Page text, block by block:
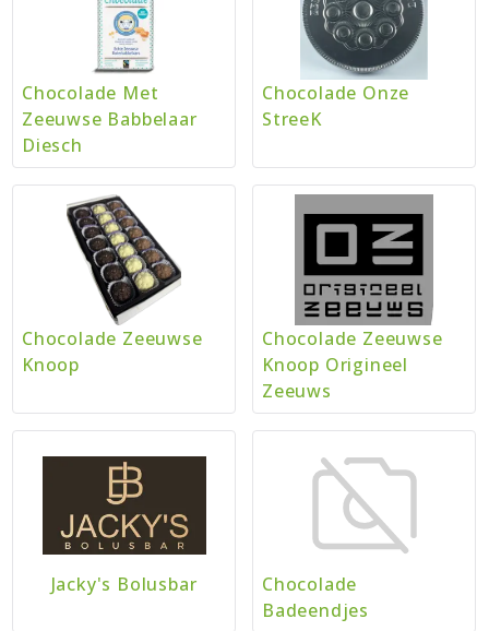
Chocolade Met
Zeeuwse Babbelaar
Diesch
Chocolade Onze
StreeK
Chocolade Zeeuwse
Knoop
Chocolade Zeeuwse
Knoop Origineel
Zeeuws
Jacky's Bolusbar
Chocolade
Badeendjes